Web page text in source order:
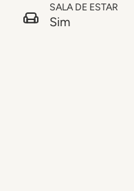
SALA DE ESTAR
Sim